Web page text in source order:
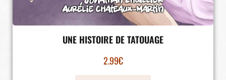
UNE HISTOIRE DE TATOUAGE
2.99€